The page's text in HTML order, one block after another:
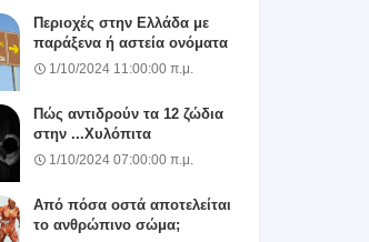
Περιοχές στην Ελλάδα με
παράξενα ή αστεία ονόματα
1/10/2024 11:00:00 π.μ.
Πώς αντιδρούν τα 12 ζώδια
στην ...Χυλόπιτα
1/10/2024 07:00:00 π.μ.
Από πόσα οστά αποτελείται
το ανθρώπινο σώμα;